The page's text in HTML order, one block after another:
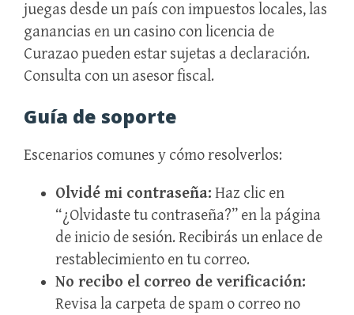
juegas desde un país con impuestos locales, las
ganancias en un casino con licencia de
Curazao pueden estar sujetas a declaración.
Consulta con un asesor fiscal.
Guía de soporte
Escenarios comunes y cómo resolverlos:
Olvidé mi contraseña: Haz clic en
“¿Olvidaste tu contraseña?” en la página
de inicio de sesión. Recibirás un enlace de
restablecimiento en tu correo.
No recibo el correo de verificación:
Revisa la carpeta de spam o correo no